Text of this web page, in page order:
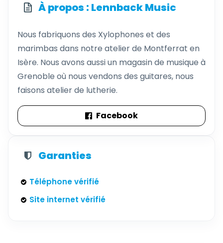
À propos : Lennback Music
Nous fabriquons des Xylophones et des
marimbas dans notre atelier de Montferrat en
Isère. Nous avons aussi un magasin de musique à
Grenoble où nous vendons des guitares, nous
faisons atelier de lutherie.
Facebook
Garanties
Téléphone vérifié
Site internet vérifié